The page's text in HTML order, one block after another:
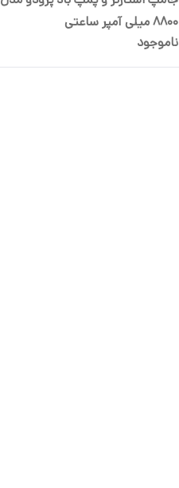
8800 میلی آمپر ساعتی
ناموجود